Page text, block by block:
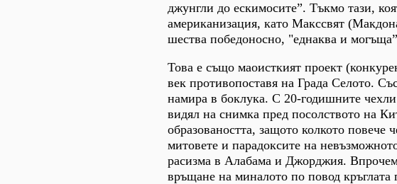
джунгли до ескимосите”. Тъкмо тази,
американизация, като Макссвят
шества победоносно, "еднаква и
Това е също маоисткият проект
век противопоставя на Града Селото.
намира в боклука. С 20-годишните
видял на снимка пред посолството на
образоваността, защото колкото
митовете и парадоксите на
расизма в Алабама и Джорджия.
връщане на миналото по повод